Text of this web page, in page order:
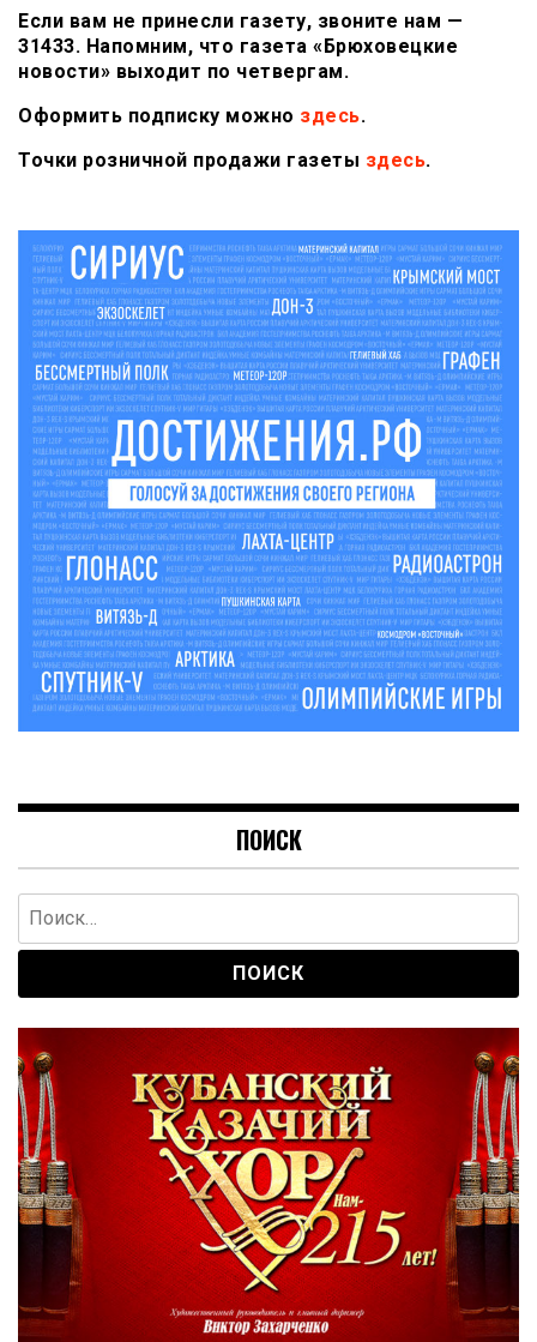
Если вам не принесли газету, звоните нам —
31433. Напомним, что газета «Брюховецкие
новости» выходит по четвергам.
Оформить подписку можно здесь.
Точки розничной продажи газеты здесь.
ПОИСК
Найти: